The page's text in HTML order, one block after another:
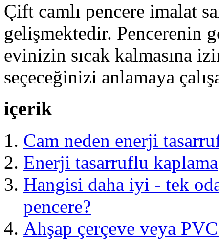
Çift camlı pencere imalat
gelişmektedir. Pencerenin
evinizin sıcak kalmasına
seçeceğinizi anlamaya
içerik
Cam neden enerji
Enerji tasarruflu kaplama
Hangisi daha iyi - tek
pencere?
Ahşap çerçeve veya